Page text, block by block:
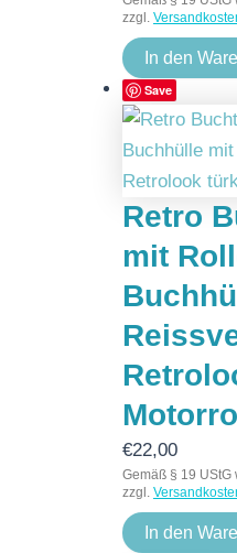
zzgl.
In den
Save
Retro
mit
€22,00
Gemäß § 19 UStG
zzgl.
In den